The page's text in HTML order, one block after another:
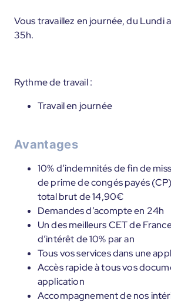
Vous travaillez en journée, du Lundi
35h.
Rythme de travail :
Travail en journée
Avantages
10% d’indemnités de fin de
de prime de congés payés
total brut de 14,90€
Demandes d’acompte en 24h
Un des meilleurs CET de
d’intérêt de 10% par an
Tous vos services dans une
Accès rapide à tous vos
application
Accompagnement de nos